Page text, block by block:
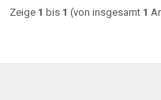
Zeige 1 bis 1 (von insgesamt 1